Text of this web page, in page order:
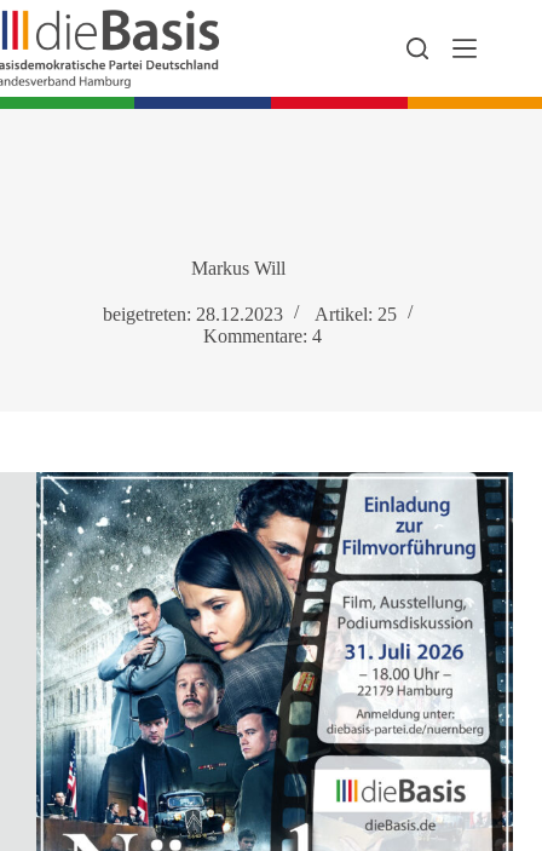
Zum
Inhalt
springen
Markus Will
beigetreten: 28.12.2023
Artikel: 25
Kommentare: 4